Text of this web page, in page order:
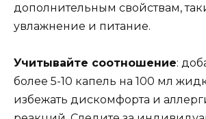
дополнительным свойствам,
увлажнение и питание.
Учитывайте соотношение:
более 5-10 капель на 100 мл
избежать дискомфорта и